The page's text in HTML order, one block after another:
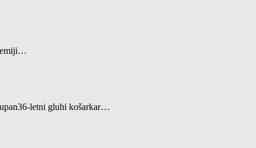
letni gluhi košarkar…